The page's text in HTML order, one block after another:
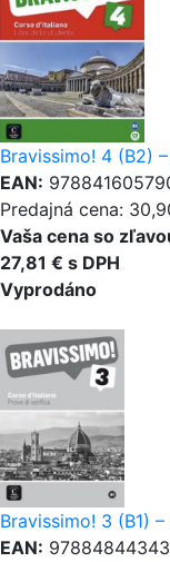
Bravissimo! 4 (B2)
EAN:
Predajná cena:
Vaša cena so
27,81 € s DPH
Vyprodáno
Bravissimo! 3 (B1)
EAN: